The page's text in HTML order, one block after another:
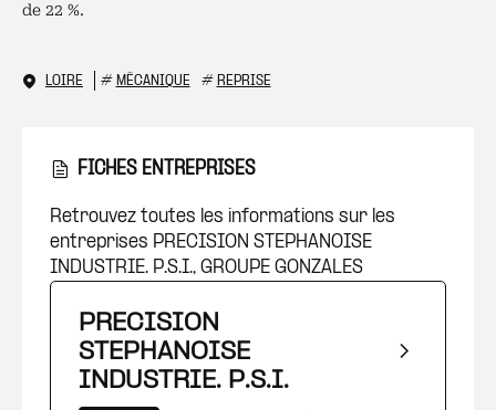
de 22 %.
LOIRE # MÉCANIQUE # REPRISE
FICHES ENTREPRISES
Retrouvez toutes les informations sur les
entreprises PRECISION STEPHANOISE
INDUSTRIE. P.S.I., GROUPE GONZALES
PRECISION
STEPHANOISE
INDUSTRIE. P.S.I.